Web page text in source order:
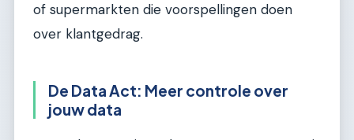
of supermarkten die voorspellingen doen
over klantgedrag.
De Data Act: Meer controle over
jouw data